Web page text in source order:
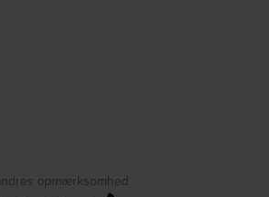
opmærksomhed